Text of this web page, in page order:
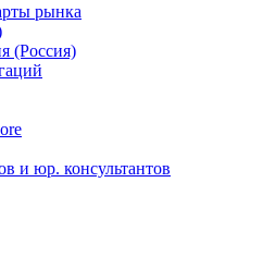
рынка
(Россия)
и юр. консультантов